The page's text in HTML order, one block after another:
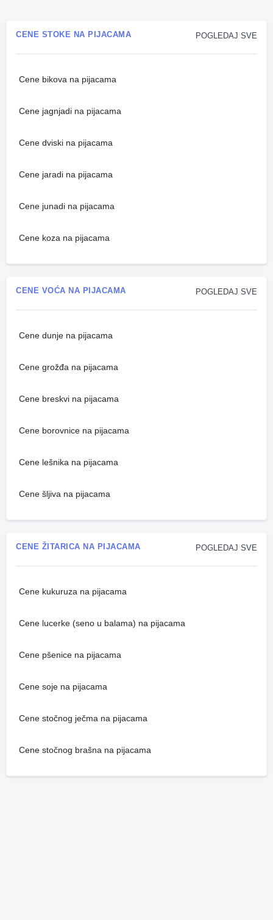
POGLEDAJ SVE
CENE STOKE NA PIJACAMA
Cene bikova na pijacama
Cene jagnjadi na pijacama
Cene dviski na pijacama
Cene jaradi na pijacama
Cene junadi na pijacama
Cene koza na pijacama
POGLEDAJ SVE
CENE VOĆA NA PIJACAMA
Cene dunje na pijacama
Cene grožđa na pijacama
Cene breskvi na pijacama
Cene borovnice na pijacama
Cene lešnika na pijacama
Cene šljiva na pijacama
POGLEDAJ SVE
CENE ŽITARICA NA PIJACAMA
Cene kukuruza na pijacama
Cene lucerke (seno u balama) na pijacama
Cene pšenice na pijacama
Cene soje na pijacama
Cene stočnog ječma na pijacama
Cene stočnog brašna na pijacama